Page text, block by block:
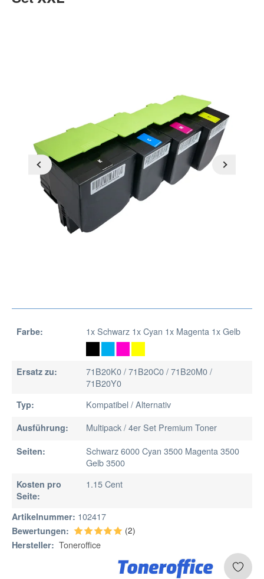
Farbe: 1x Schwarz 1x Cyan 1x Magenta 1x Gelb
Ersatz zu:
71B20K0 / 71B20C0 / 71B20M0 /
71B20Y0
Typ: Kompatibel / Alternativ
Ausführung: Multipack / 4er Set Premium Toner
Seiten:
Schwarz 6000 Cyan 3500 Magenta 3500
Gelb 3500
Kosten pro
Seite:
1.15 Cent
Artikelnummer: 102417
Bewertungen:
(2)
Hersteller: Toneroffice